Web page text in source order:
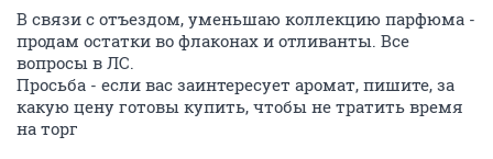
В связи с отъездом, уменьшаю коллекцию парфюма -
продам остатки во флаконах и отливанты. Все
вопросы в ЛС.
Просьба - если вас заинтересует аромат, пишите, за
какую цену готовы купить, чтобы не тратить время
на торг